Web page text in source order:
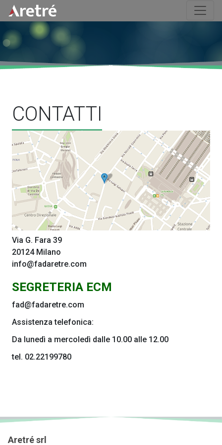
CONTATTI
Via G. Fara 39
20124 Milano
info@fadaretre.com
SEGRETERIA ECM
fad@fadaretre.com
Assistenza telefonica:
Da lunedì a mercoledì dalle 10.00 alle 12.00
tel. 02.22199780
Aretré srl